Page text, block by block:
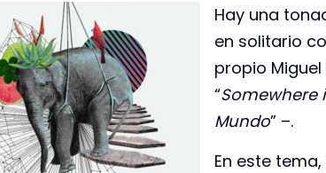
Hay una
en solitario
propio
“Somewhere
Mundo” –.
En este